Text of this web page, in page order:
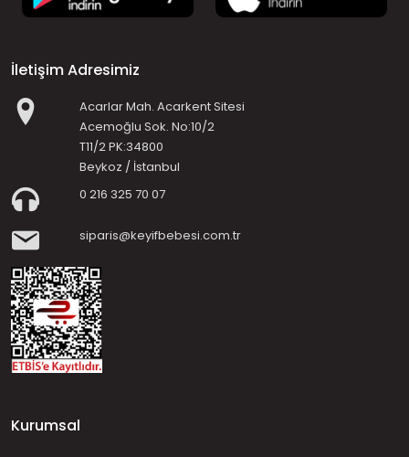
İletişim Adresimiz
Acarlar Mah. Acarkent Sitesi
Acemoğlu Sok. No:10/2
T11/2 PK:34800
Beykoz / İstanbul
0 216 325 70 07
siparis@keyifbebesi.com.tr
Kurumsal